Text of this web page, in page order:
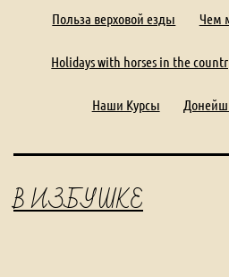
Польза верховой езды Чем
Holidays with horses in the
Наши Курсы
В ИЗБУШКЕ